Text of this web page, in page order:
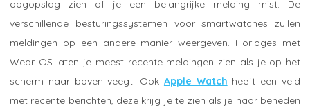
oogopslag zien of je een belangrijke melding mist. De
verschillende besturingssystemen voor smartwatches zullen
meldingen op een andere manier weergeven. Horloges met
Wear OS laten je meest recente meldingen zien als je op het
scherm naar boven veegt. Ook Apple Watch heeft een veld
met recente berichten, deze krijg je te zien als je naar beneden